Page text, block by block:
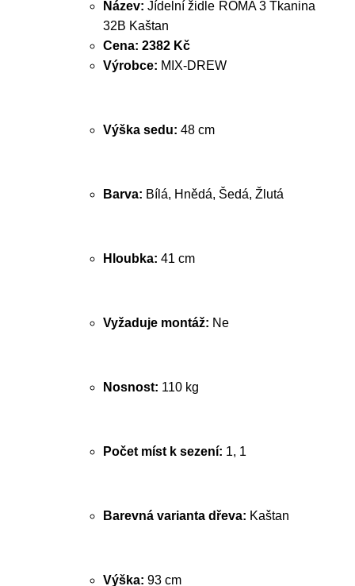
Název: Jídelní židle ROMA 3 Tkanina
32B Kaštan
Cena: 2382 Kč
Výrobce: MIX-DREW
Výška sedu: 48 cm
Barva: Bílá, Hnědá, Šedá, Žlutá
Hloubka: 41 cm
Vyžaduje montáž: Ne
Nosnost: 110 kg
Počet míst k sezení: 1, 1
Barevná varianta dřeva: Kaštan
Výška: 93 cm